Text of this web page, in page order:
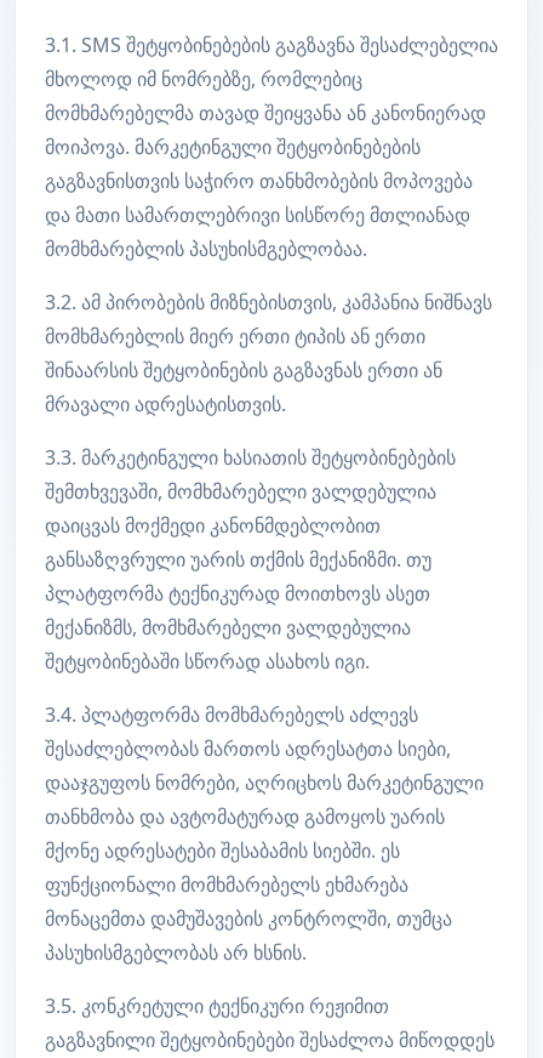
3.1. SMS შეტყობინებების გაგზავნა შესაძლებელია
მხოლოდ იმ ნომრებზე, რომლებიც
მომხმარებელმა თავად შეიყვანა ან კანონიერად
მოიპოვა. მარკეტინგული შეტყობინებების
გაგზავნისთვის საჭირო თანხმობების მოპოვება
და მათი სამართლებრივი სისწორე მთლიანად
მომხმარებლის პასუხისმგებლობაა.
3.2. ამ პირობების მიზნებისთვის, კამპანია ნიშნავს
მომხმარებლის მიერ ერთი ტიპის ან ერთი
შინაარსის შეტყობინების გაგზავნას ერთი ან
მრავალი ადრესატისთვის.
3.3. მარკეტინგული ხასიათის შეტყობინებების
შემთხვევაში, მომხმარებელი ვალდებულია
დაიცვას მოქმედი კანონმდებლობით
განსაზღვრული უარის თქმის მექანიზმი. თუ
პლატფორმა ტექნიკურად მოითხოვს ასეთ
მექანიზმს, მომხმარებელი ვალდებულია
შეტყობინებაში სწორად ასახოს იგი.
3.4. პლატფორმა მომხმარებელს აძლევს
შესაძლებლობას მართოს ადრესატთა სიები,
დააჯგუფოს ნომრები, აღრიცხოს მარკეტინგული
თანხმობა და ავტომატურად გამოყოს უარის
მქონე ადრესატები შესაბამის სიებში. ეს
ფუნქციონალი მომხმარებელს ეხმარება
მონაცემთა დამუშავების კონტროლში, თუმცა
პასუხისმგებლობას არ ხსნის.
3.5. კონკრეტული ტექნიკური რეჟიმით
გაგზავნილი შეტყობინებები შესაძლოა მიწოდდეს